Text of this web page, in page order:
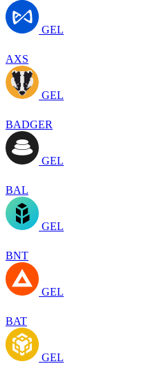
GEL
AXS
GEL
BADGER
GEL
BAL
GEL
BNT
GEL
BAT
GEL